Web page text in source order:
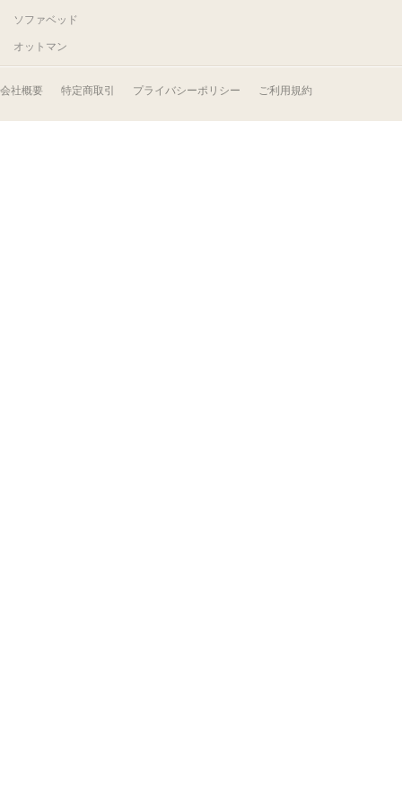
ソファベッド
オットマン
会社概要 特定商取引 プライバシーポリシー ご利用規約